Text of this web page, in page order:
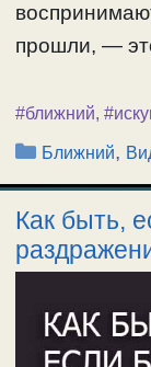
прошли, —
#ближний,
Рубрики
Ближний,
Как быть,